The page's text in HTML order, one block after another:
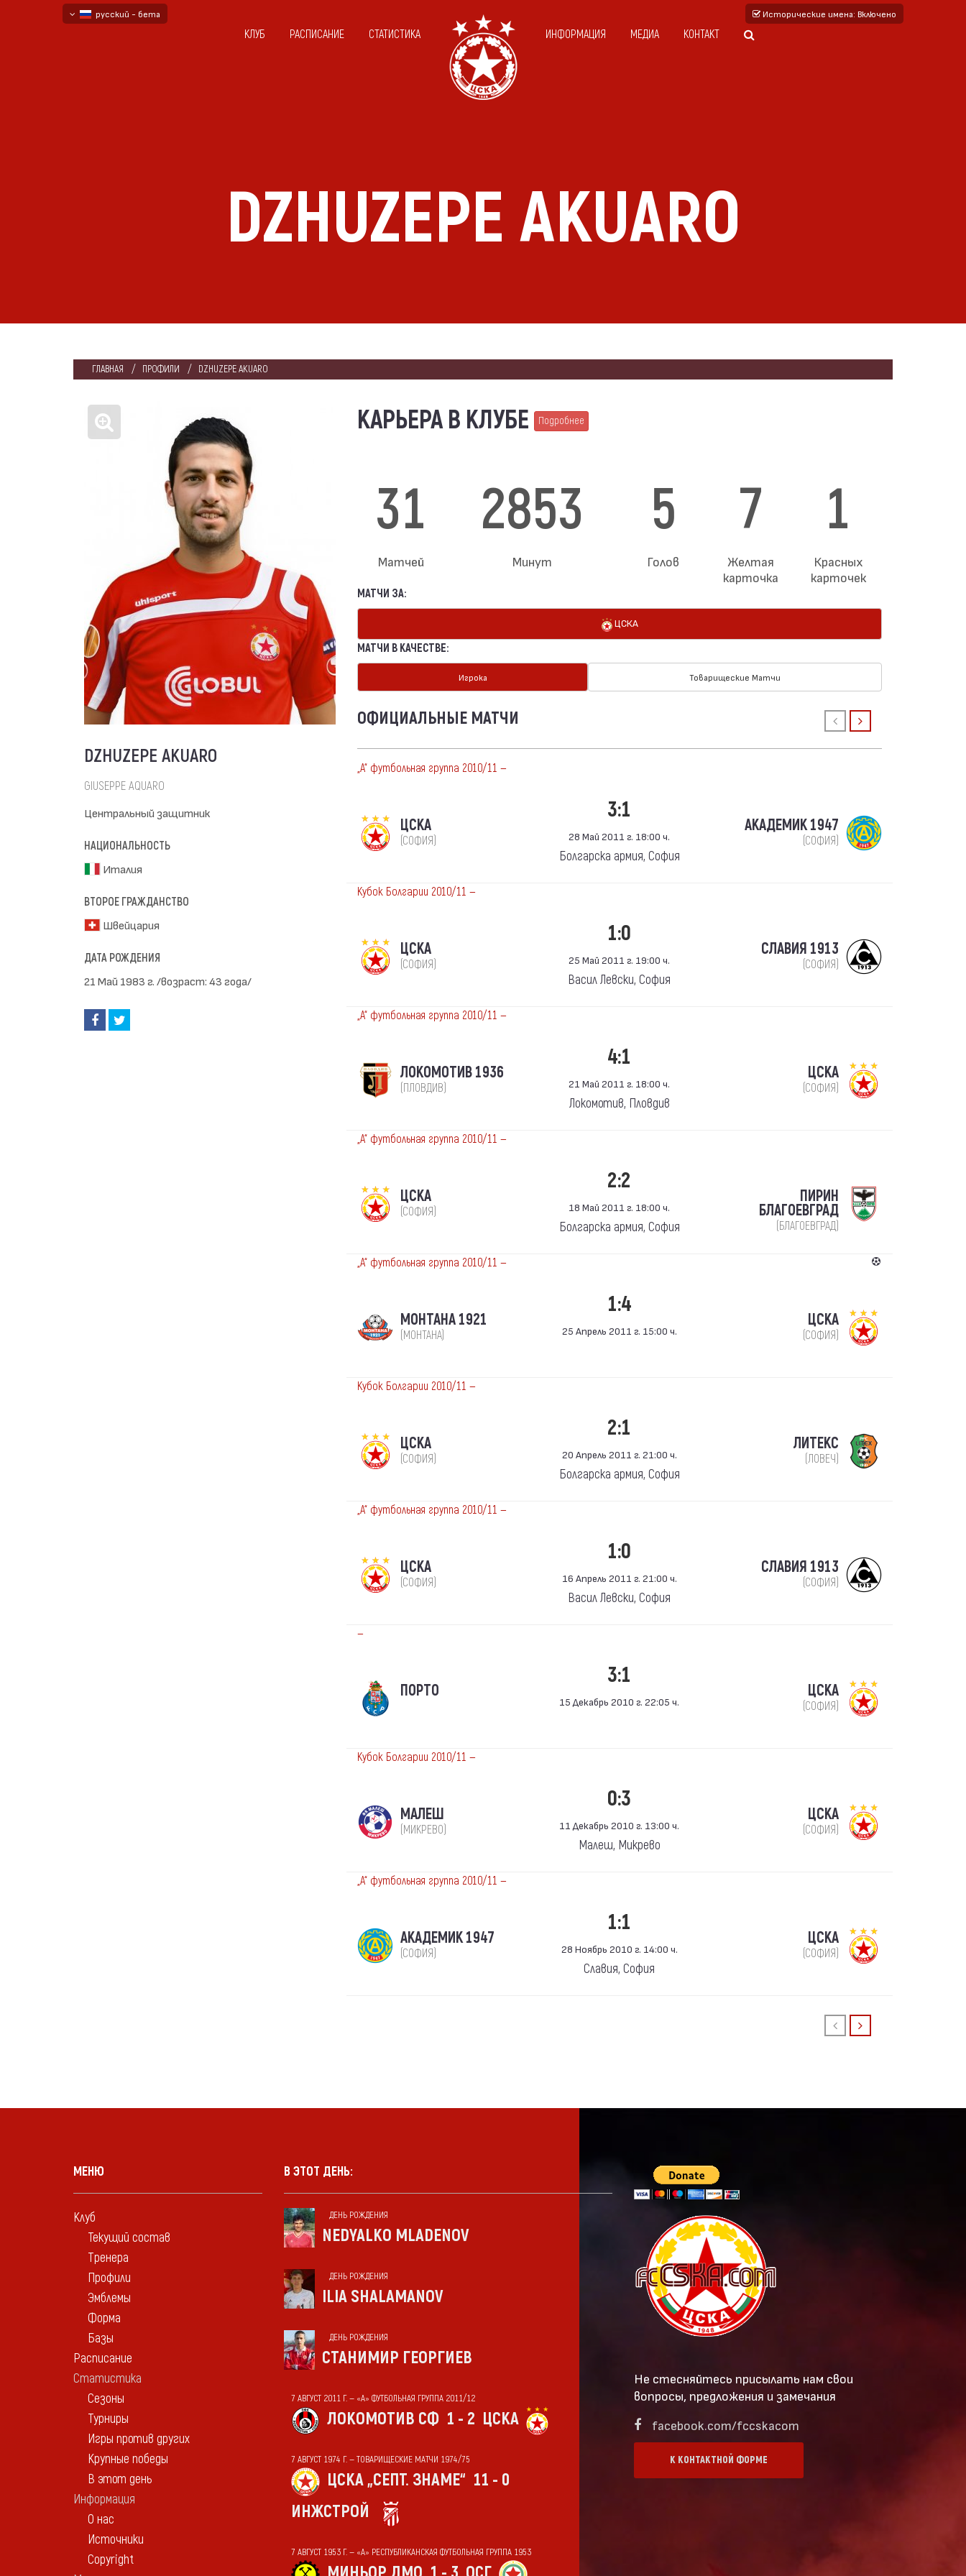
русский - бета
Исторические имена: Включено
КЛУБ РАСПИСАНИЕ СТАТИСТИКА ИНФОРМАЦИЯ МЕДИА КОНТАКТ
DZHUZEPE AKUARO
ГЛАВНАЯ ПРОФИЛИ DZHUZEPE AKUARO
DZHUZEPE AKUARO
GIUSEPPE AQUARO
Центральный защитник
НАЦИОНАЛЬНОСТЬ
Италия
ВТОРОЕ ГРАЖДАНСТВО
Швейцария
ДАТА РОЖДЕНИЯ
21 Май 1983 г. /возраст: 43 года/
КАРЬЕРА В КЛУБЕ Подробнее
31
Матчей
2853
Минут
5
Голов
7
Желтая
карточка
1
Красных
карточек
МАТЧИ ЗА:
ЦСКА
МАТЧИ В КАЧЕСТВЕ:
Игрока Товарищеские Матчи
ОФИЦИАЛЬНЫЕ МАТЧИ
„А“ футбольная группа 2010/11 —
ЦСКА
(СОФИЯ)
3:1
28 Май 2011 г. 18:00 ч.
Болгарска армия, София
АКАДЕМИК 1947
(СОФИЯ)
Кубок Болгарии 2010/11 —
ЦСКА
(СОФИЯ)
1:0
25 Май 2011 г. 19:00 ч.
Васил Левски, София
СЛАВИЯ 1913
(СОФИЯ)
„А“ футбольная группа 2010/11 —
ЛОКОМОТИВ 1936
(ПЛОВДИВ)
4:1
21 Май 2011 г. 18:00 ч.
Локомотив, Пловдив
ЦСКА
(СОФИЯ)
„А“ футбольная группа 2010/11 —
ЦСКА
(СОФИЯ)
2:2
18 Май 2011 г. 18:00 ч.
Болгарска армия, София
ПИРИН
БЛАГОЕВГРАД
(БЛАГОЕВГРАД)
„А“ футбольная группа 2010/11 —
МОНТАНА 1921
(МОНТАНА)
1:4
25 Апрель 2011 г. 15:00 ч.
ЦСКА
(СОФИЯ)
Кубок Болгарии 2010/11 —
ЦСКА
(СОФИЯ)
2:1
20 Апрель 2011 г. 21:00 ч.
Болгарска армия, София
ЛИТЕКС
(ЛОВЕЧ)
„А“ футбольная группа 2010/11 —
ЦСКА
(СОФИЯ)
1:0
16 Апрель 2011 г. 21:00 ч.
Васил Левски, София
СЛАВИЯ 1913
(СОФИЯ)
—
ПОРТО
3:1
15 Декабрь 2010 г. 22:05 ч.
ЦСКА
(СОФИЯ)
Кубок Болгарии 2010/11 —
МАЛЕШ
(МИКРЕВО)
0:3
11 Декабрь 2010 г. 13:00 ч.
Малеш, Микрево
ЦСКА
(СОФИЯ)
„А“ футбольная группа 2010/11 —
АКАДЕМИК 1947
(СОФИЯ)
1:1
28 Ноябрь 2010 г. 14:00 ч.
Славия, София
ЦСКА
(СОФИЯ)
МЕНЮ
Клуб
Текущий состав
Тренера
Профили
Эмблемы
Форма
Базы
Расписание
Статистика
Сезоны
Турниры
Игры против других
Крупные победы
В этот день
Информация
О нас
Источники
Copyright
В ЭТОТ ДЕНЬ:
ДЕНЬ РОЖДЕНИЯ
NEDYALKO MLADENOV
ДЕНЬ РОЖДЕНИЯ
ILIA SHALAMANOV
ДЕНЬ РОЖДЕНИЯ
СТАНИМИР ГЕОРГИЕВ
7 АВГУСТ 2011 Г. — «А» ФУТБОЛЬНАЯ ГРУППА 2011/12
ЛОКОМОТИВ СФ 1 - 2 ЦСКА
7 АВГУСТ 1974 Г. — ТОВАРИЩЕСКИЕ МАТЧИ 1974/75
ЦСКА „СЕПТ. ЗНАМЕ“ 11 - 0
ИНЖСТРОЙ
7 АВГУСТ 1953 Г. — «А» РЕСПУБЛИКАНСКАЯ ФУТБОЛЬНАЯ ГРУППА 1953
Не стесняйтесь присылать нам свои
вопросы, предложения и замечания
facebook.com/fccskacom
К КОНТАКТНОЙ ФОРМЕ